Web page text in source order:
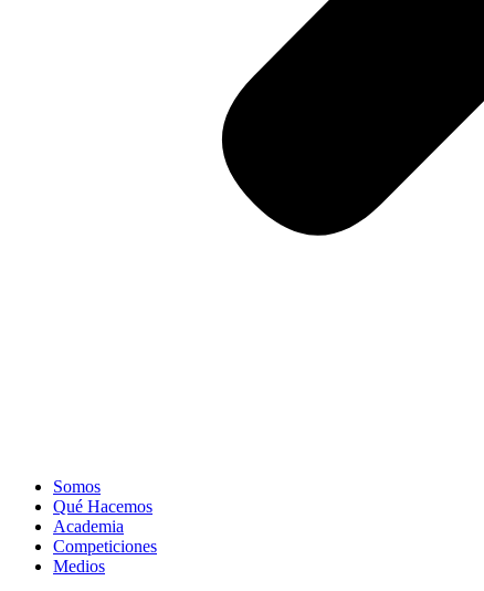
Somos
Qué Hacemos
Academia
Competiciones
Medios